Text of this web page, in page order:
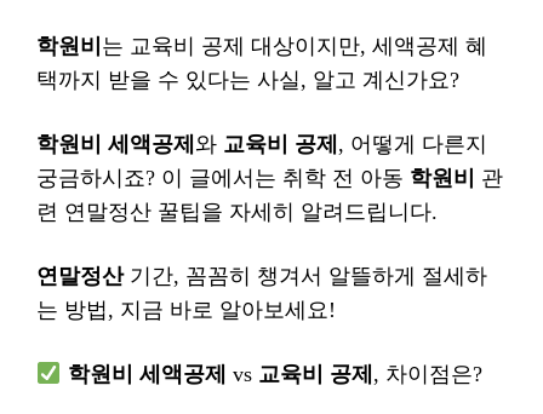
학원비 는 교육비 공제 대상이지만, 세액공제 혜
택까지 받을 수 있다는 사실, 알고 계신가요?
학원비 세액공제 와 교육비 공제 , 어떻게 다른지
궁금하시죠? 이 글에서는 취학 전 아동 학원비
관
련 연말정산 꿀팁을 자세히 알려드립니다.
연말정산기간, 꼼꼼히 챙겨서 알뜰하게 절세하
는 방법, 지금 바로 알아보세요!
학원비 세액공제 vs 교육비 공제 , 차이점은?